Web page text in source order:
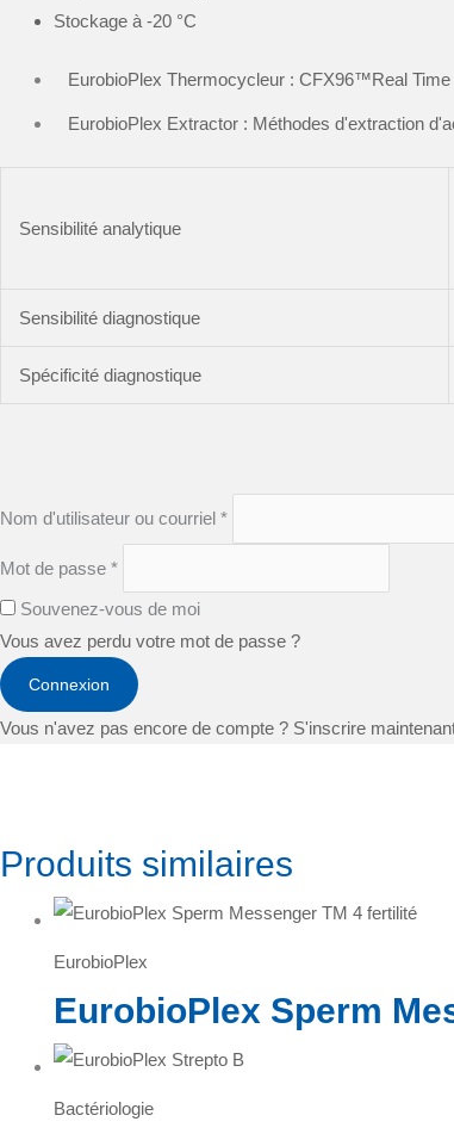
Stockage à -20 °C
EurobioPlex Thermocycleur : CFX96™Real
EurobioPlex Extractor : Méthodes d'extraction
Sensibilité analytique
Sensibilité diagnostique
Spécificité diagnostique
Nom d'utilisateur ou courriel *
Mot de passe *
Souvenez-vous de moi
Vous avez perdu votre mot de passe ?
Connexion
Vous n'avez pas encore de compte ? S'inscrire
Produits similaires
EurobioPlex
EurobioPlex Sperm
Bactériologie